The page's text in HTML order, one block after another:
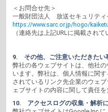
＜お問合せ先＞
一般財団法人 放送セキュリティ
https://www.sarc.or.jp/hogo/
（連絡先は上記URLに掲載されて
9. その他、ご注意いただきたい
弊社の各ウェブサイトは、他社
います。弊社は、個人情報に関
されているリンク先企業のウェ
ェブサイトの内容に関して責任を
10. アクセスログの収集・解析